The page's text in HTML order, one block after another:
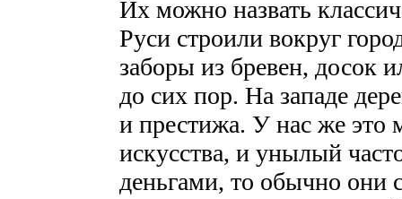
Их можно назвать
Руси строили вокруг
заборы из бревен, досок
до сих пор. На западе
и престижа. У нас же это
искусства, и унылый
деньгами, то обычно они